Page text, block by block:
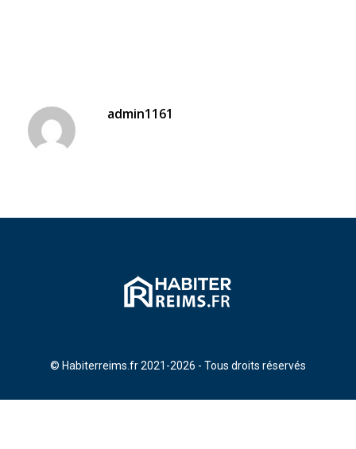
admin1161
© Habiterreims.fr 2021-2026 - Tous droits réservés